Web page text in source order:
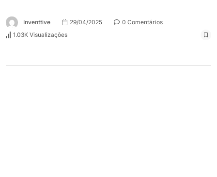
Inventtive 29/04/2025
0 Comentários
1.03K Visualizações